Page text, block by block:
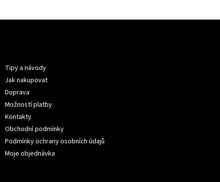
Tipy a návody
Jak nakupovat
Doprava
Možností platby
Kontakty
Obchodní podmínky
Podmínky ochrany osobních údajů
Moje objednávka